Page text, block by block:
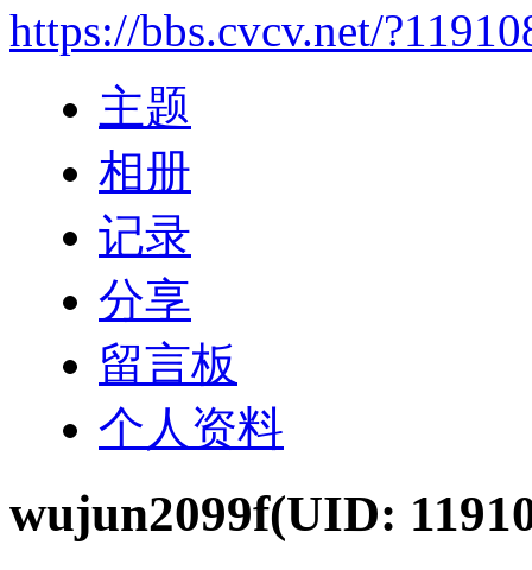
https://bbs.cvcv.net/
主题
相册
记录
分享
留言板
个人资料
wujun2099f(UID: